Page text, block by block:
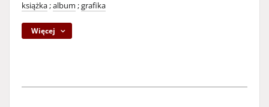
książka;album ;grafika
Więcej